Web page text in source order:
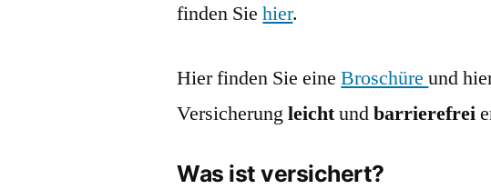
finden Siehier.
Hier finden Sie eineBroschüreund
Versicherungleichtundbarrierefrei
Was ist versichert?